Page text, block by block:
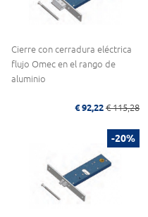
Cierre con cerradura eléctrica
flujo Omec en el rango de
aluminio
€ 92,22 € 115,28
-20%